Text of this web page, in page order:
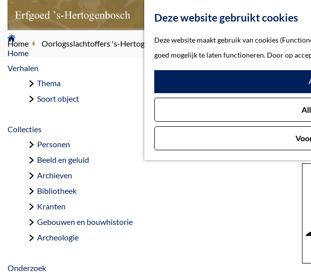
Deze website gebruikt cookies
Deze website maakt gebruik van cookies
goed mogelijk te laten functioneren. Door op
G
a
n
d
Home
Verhalen
Thema
Soort object
Collecties
Personen
Beeld en geluid
Archieven
Bibliotheek
Kranten
Gebouwen en bouwhistorie
Archeologie
Onderzoek
Home Oorlogsslachtoffers 's-Hertogenbosch Lambert, Percy (Tpr.)
Lambert,
Gemeente ’s-